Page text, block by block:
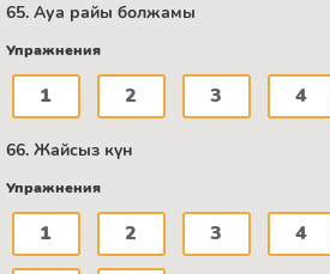
65. Ауа райы болжамы
Упражнения
1 2 3 4
66. Жайсыз күн
Упражнения
1 2 3 4